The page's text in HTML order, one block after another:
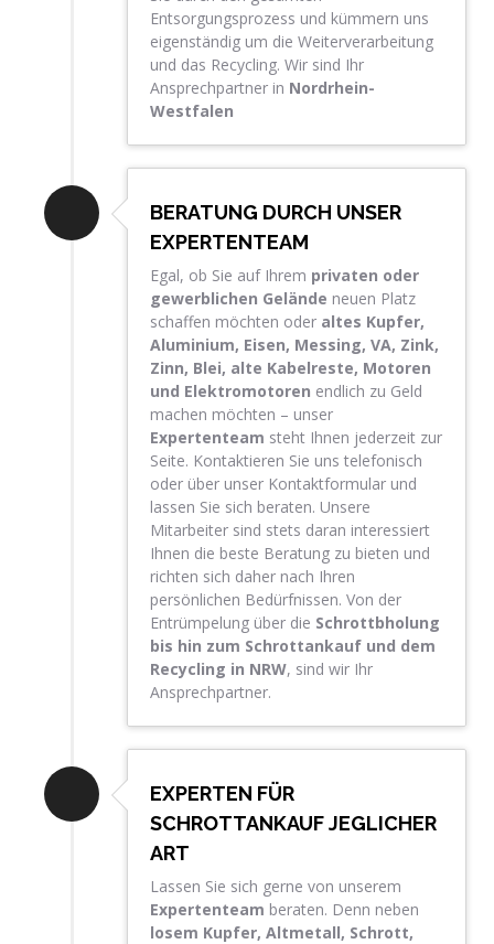
Entsorgungsprozess und kümmern uns
eigenständig um die Weiterverarbeitung
und das Recycling. Wir sind Ihr
Ansprechpartner in Nordrhein-
Westfalen
BERATUNG DURCH UNSER
EXPERTENTEAM
Egal, ob Sie auf Ihrem privaten oder
gewerblichen Gelände neuen Platz
schaffen möchten oder altes Kupfer,
Aluminium, Eisen, Messing, VA, Zink,
Zinn, Blei, alte Kabelreste, Motoren
und Elektromotoren endlich zu Geld
machen möchten – unser
Expertenteam steht Ihnen jederzeit zur
Seite. Kontaktieren Sie uns telefonisch
oder über unser Kontaktformular und
lassen Sie sich beraten. Unsere
Mitarbeiter sind stets daran interessiert
Ihnen die beste Beratung zu bieten und
richten sich daher nach Ihren
persönlichen Bedürfnissen. Von der
Entrümpelung über die Schrottbholung
bis hin zum Schrottankauf und dem
Recycling in NRW, sind wir Ihr
Ansprechpartner.
EXPERTEN FÜR
SCHROTTANKAUF JEGLICHER
ART
Lassen Sie sich gerne von unserem
Expertenteam beraten. Denn neben
losem Kupfer, Altmetall, Schrott,